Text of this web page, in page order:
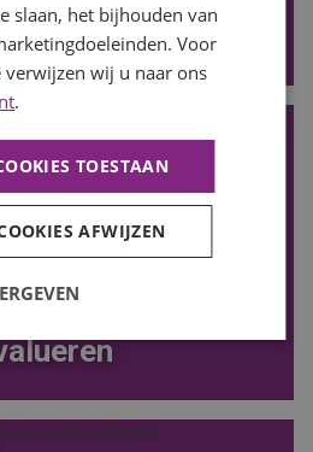
zoeken
slaan, het bijhouden van
Voor
wij u naar ons
.
TOESTAAN
AFWIJZEN